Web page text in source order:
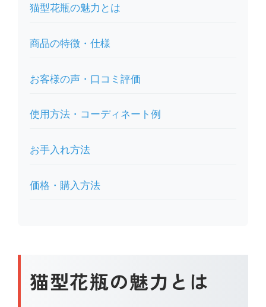
猫型花瓶の魅力とは
商品の特徴・仕様
お客様の声・口コミ評価
使用方法・コーディネート例
お手入れ方法
価格・購入方法
猫型花瓶の魅力とは